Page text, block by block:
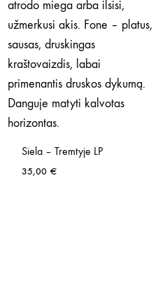
Siela – Tremtyje LP
35,00 €